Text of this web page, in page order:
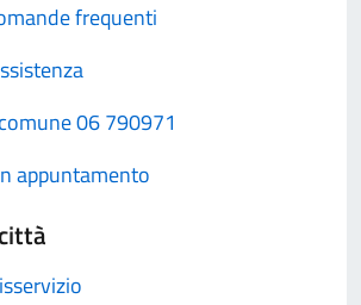
frequenti
06 790971
appuntamento